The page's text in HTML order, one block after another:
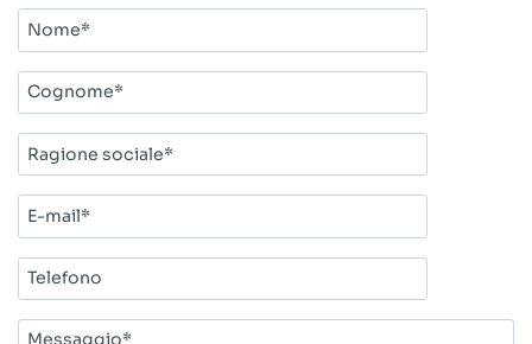
Nome*
Cognome*
Ragione
sociale*
E-
mail*
Telefono
Messaggio*